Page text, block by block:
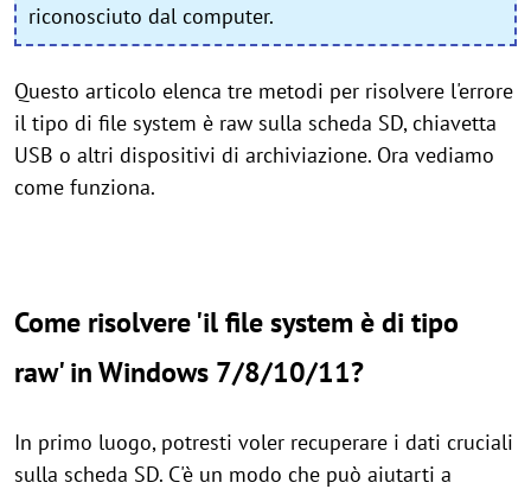
riconosciuto dal computer.
Questo articolo elenca tre metodi per risolvere l'errore
il tipo di file system è raw sulla scheda SD, chiavetta
USB o altri dispositivi di archiviazione. Ora vediamo
come funziona.
Come risolvere 'il file system è di tipo
raw' in Windows 7/8/10/11?
In primo luogo, potresti voler recuperare i dati cruciali
sulla scheda SD. C'è un modo che può aiutarti a